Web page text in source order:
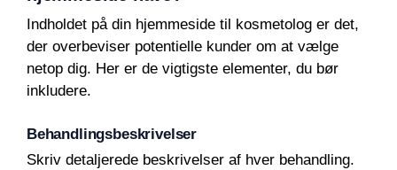
Indholdet på din hjemmeside til kosmetolog er det,
der overbeviser potentielle kunder om at vælge
netop dig. Her er de vigtigste elementer, du bør
inkludere.
Behandlingsbeskrivelser
Skriv detaljerede beskrivelser af hver behandling.